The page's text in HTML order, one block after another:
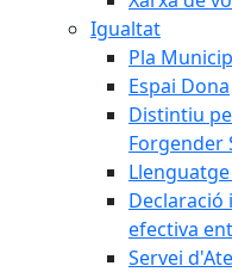
Igualtat
Pla
Espai Dona
Distintiu
Forgender
efectiva
Servei